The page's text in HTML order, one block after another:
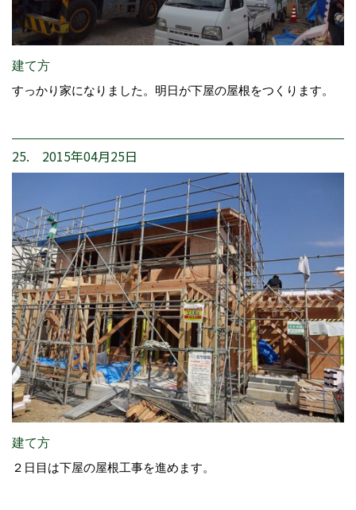
建て方
すっかり家になりました。明日が下屋の屋根をつくります。
25. 2015年04月25日
建て方
２日目は下屋の屋根工事を進めます。